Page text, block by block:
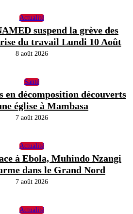
Actualité
suspend la grève des
du travail Lundi 10 Août
8 août 2026
Santé
décomposition découverts
église à Mambasa
7 août 2026
Actualité
à Ebola, Muhindo Nzangi
dans le Grand Nord
7 août 2026
Actualité